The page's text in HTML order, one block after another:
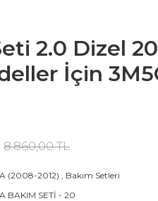
2.0 Dizel
İçin
8.860,00 TL
(2008-2012) , Bakım Setleri
BAKIM SETİ - 20